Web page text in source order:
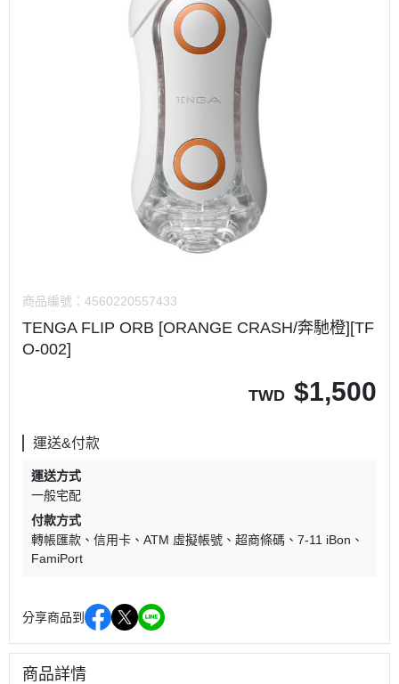
商品編號： 4560220557433
TENGA FLIP ORB [ORANGE CRASH/奔馳橙][TF
O-002]
TWD $1,500
運送&付款
運送方式
一般宅配
付款方式
轉帳匯款
信用卡 ATM 虛擬帳號 超商條碼
7-11 iBon
FamiPort
分享商品到
商品詳情